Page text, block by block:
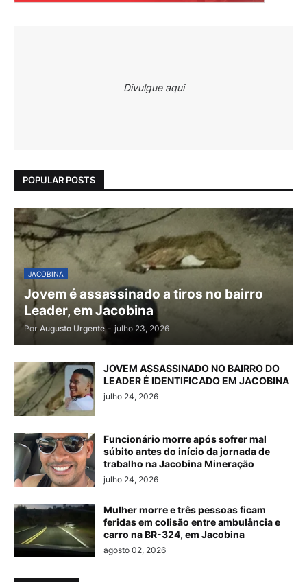
Divulgue aqui
POPULAR POSTS
JACOBINA
Jovem é assassinado a tiros no bairro
Leader, em Jacobina
Por Augusto Urgente - julho 23, 2026
JOVEM ASSASSINADO NO BAIRRO DO
LEADER É IDENTIFICADO EM JACOBINA
julho 24, 2026
Funcionário morre após sofrer mal
súbito antes do início da jornada de
trabalho na Jacobina Mineração
julho 24, 2026
Mulher morre e três pessoas ficam
feridas em colisão entre ambulância e
carro na BR-324, em Jacobina
agosto 02, 2026